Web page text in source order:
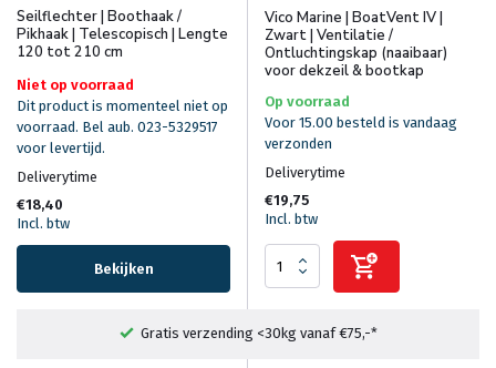
Seilflechter | Boothaak /
Pikhaak | Telescopisch | Lengte
120 tot 210 cm
Niet op voorraad
Dit product is momenteel niet op
voorraad. Bel aub. 023-5329517
voor levertijd.
Deliverytime
€18,40
Incl. btw
Bekijken
Vico Marine | BoatVent IV |
Zwart | Ventilatie /
Ontluchtingskap (naaibaar)
voor dekzeil & bootkap
Op voorraad
Voor 15.00 besteld is vandaag
verzonden
Deliverytime
€19,75
Incl. btw
Fysieke winkel in Heemstede